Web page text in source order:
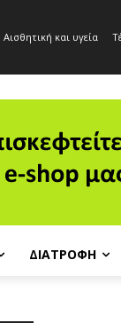
Αισθητική και υγεία
ΔΙΑΤΡΟΦΉ